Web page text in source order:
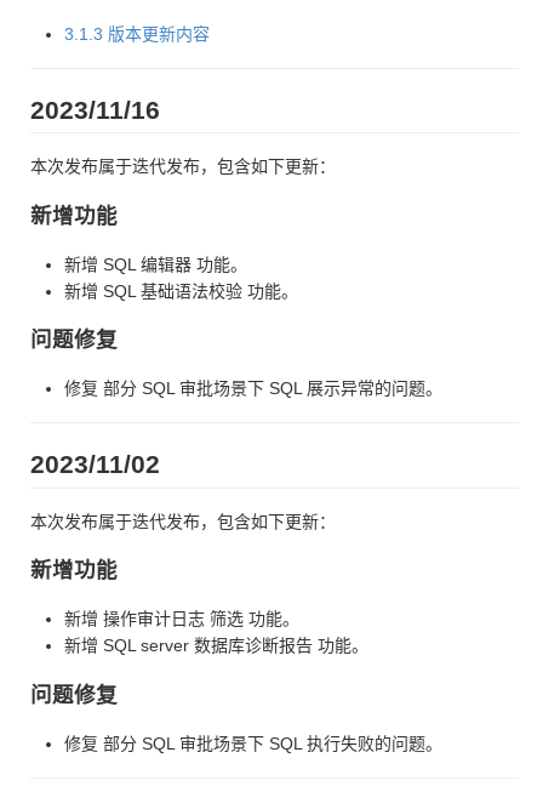
3.1.3 版本更新内容
2023/11/16
本次发布属于迭代发布，包含如下更新：
新增功能
新增 SQL 编辑器 功能。
新增 SQL 基础语法校验 功能。
问题修复
修复 部分 SQL 审批场景下 SQL 展示异常的问题。
2023/11/02
本次发布属于迭代发布，包含如下更新：
新增功能
新增 操作审计日志 筛选 功能。
新增 SQL server 数据库诊断报告 功能。
问题修复
修复 部分 SQL 审批场景下 SQL 执行失败的问题。